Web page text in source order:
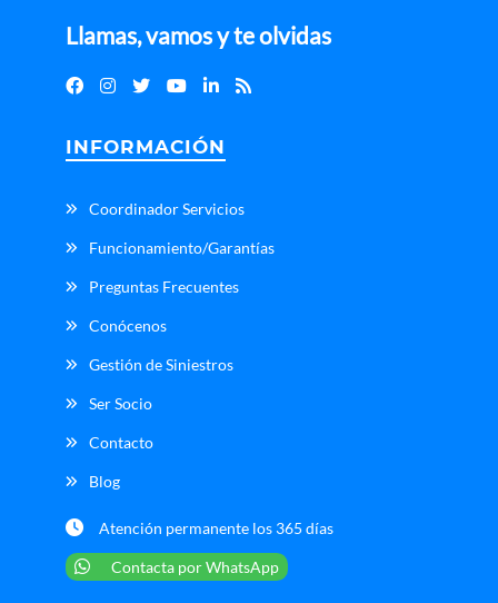
Llamas, vamos y te olvidas
INFORMACIÓN
Coordinador Servicios
Funcionamiento/Garantías
Preguntas Frecuentes
Conócenos
Gestión de Siniestros
Ser Socio
Contacto
Blog
Atención permanente los 365 días
Contacta por WhatsApp